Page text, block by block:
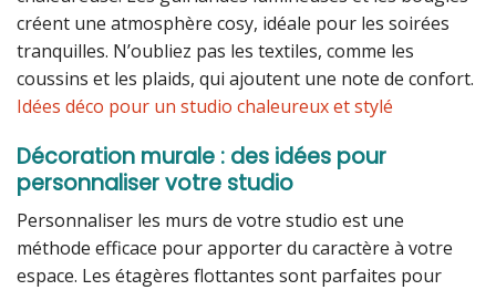
créent une atmosphère cosy, idéale pour les soirées
tranquilles. N’oubliez pas les textiles, comme les
coussins et les plaids, qui ajoutent une note de confort.
Idées déco pour un studio chaleureux et stylé
Décoration murale : des idées pour
personnaliser votre studio
Personnaliser les murs de votre studio est une
méthode efficace pour apporter du caractère à votre
espace. Les étagères flottantes sont parfaites pour